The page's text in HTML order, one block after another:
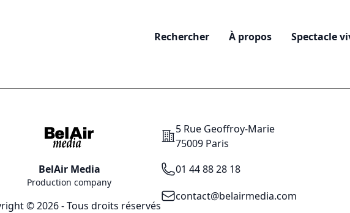
Rechercher À propos Spectacle
BelAir Media
Production company
© 2026 - Tous droits réservés
Addresse
5 Rue Geoffroy-Marie
75009 Paris
Téléphone
01 44 88 28 18
Emailcontact@belairmedia.com